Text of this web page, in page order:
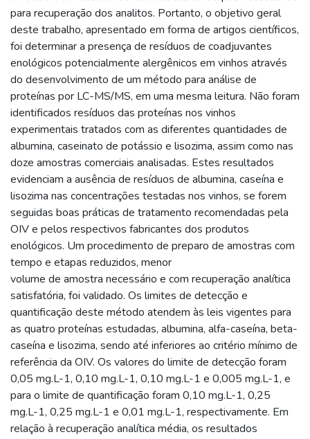
para recuperação dos analitos. Portanto, o objetivo geral
deste trabalho, apresentado em forma de artigos científicos,
foi determinar a presença de resíduos de coadjuvantes
enológicos potencialmente alergênicos em vinhos através
do desenvolvimento de um método para análise de
proteínas por LC-MS/MS, em uma mesma leitura. Não foram
identificados resíduos das proteínas nos vinhos
experimentais tratados com as diferentes quantidades de
albumina, caseinato de potássio e lisozima, assim como nas
doze amostras comerciais analisadas. Estes resultados
evidenciam a ausência de resíduos de albumina, caseína e
lisozima nas concentrações testadas nos vinhos, se forem
seguidas boas práticas de tratamento recomendadas pela
OIV e pelos respectivos fabricantes dos produtos
enológicos. Um procedimento de preparo de amostras com
tempo e etapas reduzidos, menor
volume de amostra necessário e com recuperação analítica
satisfatória, foi validado. Os limites de detecção e
quantificação deste método atendem às leis vigentes para
as quatro proteínas estudadas, albumina, alfa-caseína, beta-
caseína e lisozima, sendo até inferiores ao critério mínimo de
referência da OIV. Os valores do limite de detecção foram
0,05 mg.L-1, 0,10 mg.L-1, 0,10 mg.L-1 e 0,005 mg.L-1, e
para o limite de quantificação foram 0,10 mg.L-1, 0,25
mg.L-1, 0,25 mg.L-1 e 0,01 mg.L-1, respectivamente. Em
relação à recuperação analítica média, os resultados